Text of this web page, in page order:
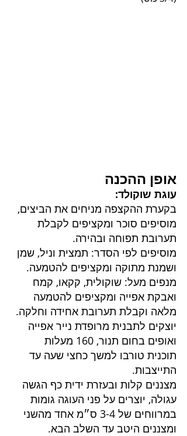
אופן ההכנה
עוגת שוקולד:
בקערת ההקצפה מניחים את הביצים,
מוסיפים סוכר ומקציפים לקבלת
תערובת תפוחה ובהירה.
מוסיפים לפי הסדר: תמצית וניל, שמן
ושמנת מתוקה ומקציפים להטמעה.
מנפים מעל: שוקולית, קקאו, קמח
ואבקת אפייה ומקציפים להטמעה
מלאה וקבלת תערובת אחידה וחלקה.
יוצקים לתבנית מרופדת נייר אפייה
ואופים בחום תנור, 160 מעלות
תוכנית טורבו למשך כחצי שעה עד
התייצבות.
מצננים קלות ובעזרת ידית כף הגשה
עגולה, יוצרים על פני העוגה גומות
במרווחים של 3-4 ס״מ אחד מהשני
ומצננים היטב עד השלב הבא.